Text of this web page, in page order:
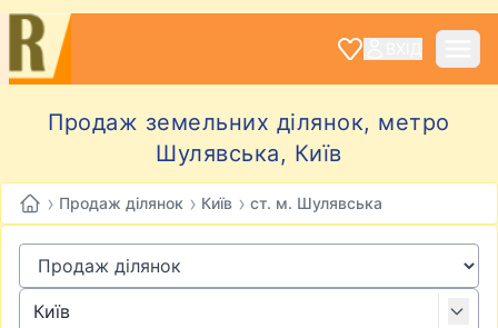
Продаж земельних ділянок, метро
Шулявська, Київ
› Продаж ділянок › Київ › ст. м. Шулявська